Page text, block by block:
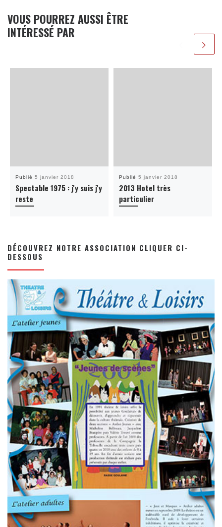
VOUS POURREZ AUSSI ÊTRE
INTÉRESSÉ PAR
Publié 5 janvier 2018
Spectable 1975 : j'y suis j'y
reste
Publié 5 janvier 2018
2013 Hotel très
particulier
DÉCOUVREZ NOTRE ASSOCIATION CLIQUER CI-
DESSOUS